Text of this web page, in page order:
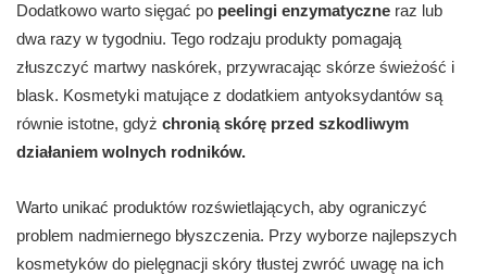
Dodatkowo warto sięgać po peelingi enzymatyczne raz lub
dwa razy w tygodniu. Tego rodzaju produkty pomagają
złuszczyć martwy naskórek, przywracając skórze świeżość i
blask. Kosmetyki matujące z dodatkiem antyoksydantów są
równie istotne, gdyż chronią skórę przed szkodliwym
działaniem wolnych rodników.
Warto unikać produktów rozświetlających, aby ograniczyć
problem nadmiernego błyszczenia. Przy wyborze najlepszych
kosmetyków do pielęgnacji skóry tłustej zwróć uwagę na ich